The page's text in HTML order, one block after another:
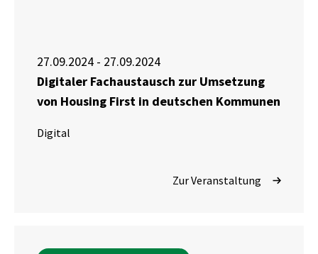
27.09.2024 - 27.09.2024
Digitaler Fachaustausch zur Umsetzung
von Housing First in deutschen Kommunen
Digital
Zur Veranstaltung